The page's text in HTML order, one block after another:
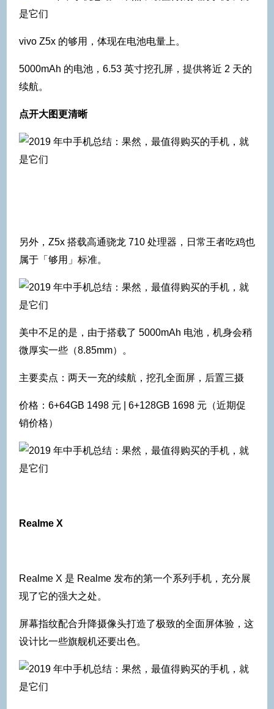
vivo Z5x 的够用，体现在电池电量上。
5000mAh 的电池，6.53 英寸挖孔屏，提供将近 2 天的
续航。
点开大图更清晰
另外，Z5x 搭载高通骁龙 710 处理器，日常王者吃鸡也
属于「够用」标准。
美中不足的是，由于搭载了 5000mAh 电池，机身会稍
微厚实一些（8.85mm）。
主要卖点：两天一充的续航，挖孔全面屏，后置三摄
价格：6+64GB 1498 元 | 6+128GB 1698 元（近期促
销价格）
Realme X
Realme X 是 Realme 发布的第一个系列手机，充分展
现了它的强大之处。
屏幕指纹配合升降摄像头打造了极致的全面屏体验，这
设计比一些旗舰机还要出色。